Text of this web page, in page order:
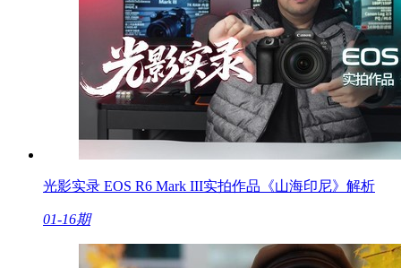
光影实录 EOS R6 Mark III实拍作品《山海印尼》解析
01-16期